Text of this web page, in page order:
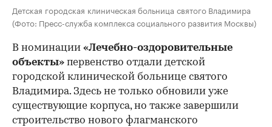
Детская городская клиническая больница святого Владимира
(Фото: Пресс-служба комплекса социального развития Москвы)
В номинации «Лечебно-оздоровительные
объекты» первенство отдали детской
городской клинической больнице святого
Владимира. Здесь не только обновили уже
существующие корпуса, но также завершили
строительство нового флагманского